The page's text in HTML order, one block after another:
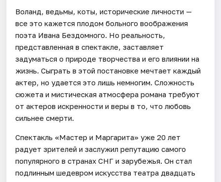
Воланд, ведьмы, коты, исторические личности —
все это кажется плодом больного воображения
поэта Ивана Бездомного. Но реальность,
представленная в спектакле, заставляет
задуматься о природе творчества и его влиянии на
жизнь. Сыграть в этой постановке мечтает каждый
актер, но удается это лишь немногим. Сложность
сюжета и мистическая атмосфера романа требуют
от актеров искренности и веры в то, что любовь
сильнее смерти.
Спектакль «Мастер и Маргарита» уже 20 лет
радует зрителей и заслужил репутацию самого
популярного в странах СНГ и зарубежья. Он стал
подлинным шедевром искусства театра двадцать